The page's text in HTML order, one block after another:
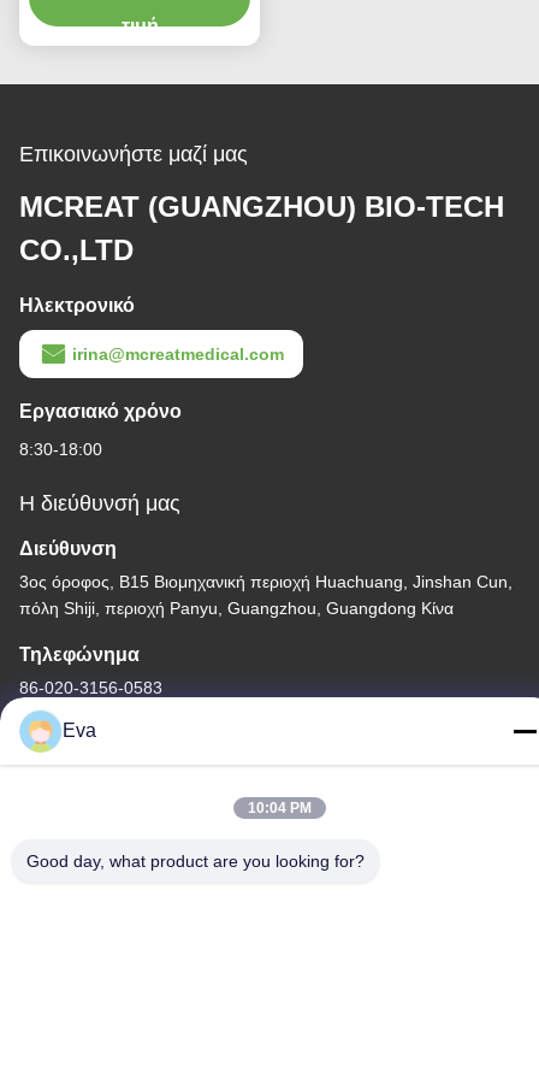
τιμή
Επικοινωνήστε μαζί μας
MCREAT (GUANGZHOU) BIO-TECH
CO.,LTD
Ηλεκτρονικό
irina@mcreatmedical.com
Εργασιακό χρόνο
8:30-18:00
Η διεύθυνσή μας
Διεύθυνση
3ος όροφος, Β15 Βιομηχανική περιοχή Huachuang, Jinshan Cun,
πόλη Shiji, περιοχή Panyu, Guangzhou, Guangdong Κίνα
Τηλεφώνημα
86-020-3156-0583
Προμηθευτής. -2026 MCREAT (GUANGZHOU) BIO-TECH
Eva
10:04 PM
Good day, what product are you looking for?